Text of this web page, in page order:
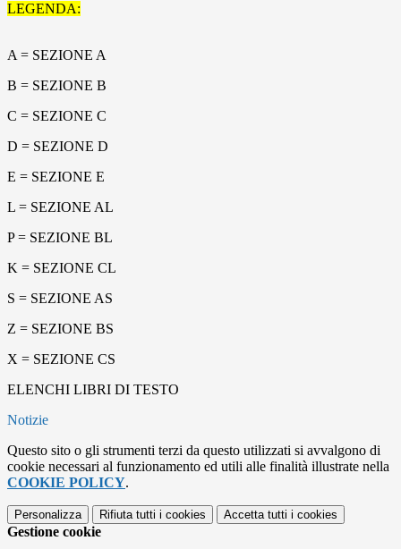
LEGENDA:
A = SEZIONE A
B = SEZIONE B
C = SEZIONE C
D = SEZIONE D
E = SEZIONE E
L = SEZIONE AL
P = SEZIONE BL
K = SEZIONE CL
S = SEZIONE AS
Z = SEZIONE BS
X = SEZIONE CS
ELENCHI LIBRI DI TESTO
Notizie
Questo sito o gli strumenti terzi da questo utilizzati si avvalgono di
cookie necessari al funzionamento ed utili alle finalità illustrate nella
COOKIE POLICY.
Personalizza Rifiuta tutti i cookies Accetta tutti i cookies
Gestione cookie